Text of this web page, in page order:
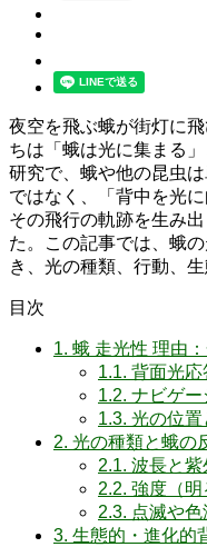
夜空を飛ぶ蛾が街灯に
ちは「蛾は光に集まる
研究で、蛾や他の昆虫
ではなく、「背中を光
その飛行の軌跡を生み
た。この記事では、蛾
き、光の種類、行動、
目次
1. 蛾 走光性 理由
1.1. 背面光応
1.2. ナビゲー
1.3. 光の位置
2. 光の種類と蛾の
2.1. 波長と紫
2.2. 強度（明
2.3. 点滅や
3. 生態的・進化的